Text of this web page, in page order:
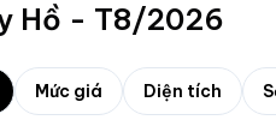
Hồ - T8/2026
Mức giá Diện tích